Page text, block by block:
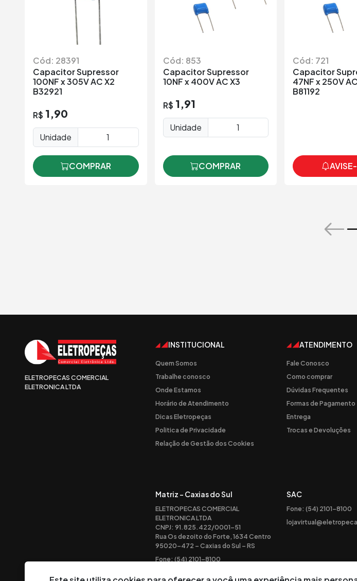
Cód: 28391
Capacitor Supressor
100NF x 305V AC X2
B32921
R$ 1,90
Unidade
COMPRAR
Cód: 853
Capacitor Supressor
10NF x 400V AC X3
R$ 1,91
Unidade
COMPRAR
Cód: 721
Capacitor
47NF x 250V
B81192
ELETROPECAS COMERCIAL
ELETRONICA LTDA
INSTITUCIONAL
Quem Somos
Trabalhe conosco
Onde Estamos
Horário de Atendimento
Dicas Eletropeças
Politica de Privacidade
Relação de Gestão dos Cookies
ATENDIMENTO
Fale Conosco
Como comprar
Dúvidas Frequentes
Formas de Pagamento
Entrega
Trocas e Devoluções
Matriz - Caxias do Sul
ELETROPECAS COMERCIAL
ELETRONICA LTDA
CNPJ: 91.825.422/0001-51
Rua Os dezoito do Forte, 1634 Centro
95020-472 – Caxias do Sul – RS
Fone: (54) 2101-8100
SAC
Fone: (54) 2101-8100